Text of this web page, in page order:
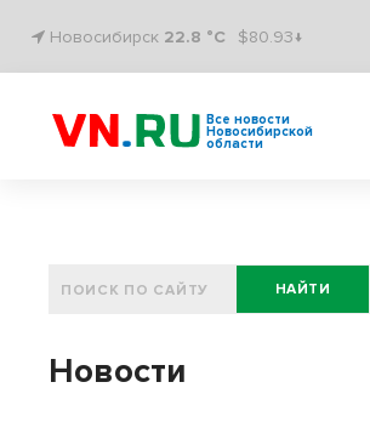
Новосибирск 22.8 °C $80.93↓
Все новости
Новосибирской
области
НАЙТИ
Новости